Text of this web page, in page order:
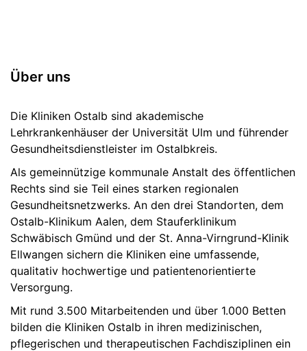
Über uns
Die Kliniken Ostalb sind akademische
Lehrkrankenhäuser der Universität Ulm und führender
Gesundheitsdienstleister im Ostalbkreis.
Als gemeinnützige kommunale Anstalt des öffentlichen
Rechts sind sie Teil eines starken regionalen
Gesundheitsnetzwerks. An den drei Standorten, dem
Ostalb-Klinikum Aalen, dem Stauferklinikum
Schwäbisch Gmünd und der St. Anna-Virngrund-Klinik
Ellwangen sichern die Kliniken eine umfassende,
qualitativ hochwertige und patientenorientierte
Versorgung.
Mit rund 3.500 Mitarbeitenden und über 1.000 Betten
bilden die Kliniken Ostalb in ihren medizinischen,
pflegerischen und therapeutischen Fachdisziplinen ein